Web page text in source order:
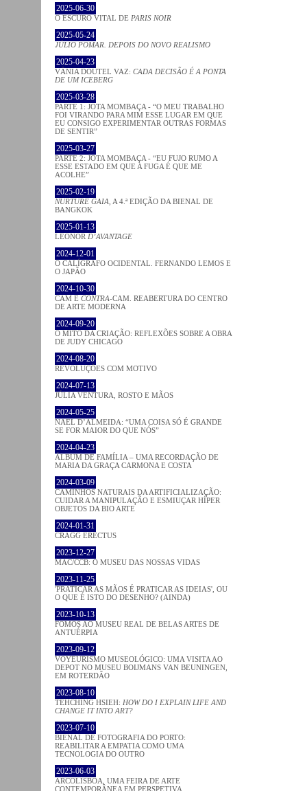
2025-06-30
O ESCURO VITAL DE PARIS NOIR
2025-05-24
JÚLIO POMAR. DEPOIS DO NOVO REALISMO
2025-04-23
VÂNIA DOUTEL VAZ: CADA DECISÃO É A PONTA
DE UM ICEBERG
2025-03-28
PARTE 1: JOTA MOMBAÇA - “O MEU TRABALHO
FOI VIRANDO PARA MIM ESSE LUGAR EM QUE
EU CONSIGO EXPERIMENTAR OUTRAS FORMAS
DE SENTIR”
2025-03-27
PARTE 2: JOTA MOMBAÇA - “EU FUJO RUMO A
ESSE ESTADO EM QUE A FUGA É QUE ME
ACOLHE”
2025-02-19
NURTURE GAIA , A 4.ª EDIÇÃO DA BIENAL DE
BANGKOK
2025-01-13
LEONOR D’AVANTAGE
2024-12-01
O CALÍGRAFO OCIDENTAL. FERNANDO LEMOS E
O JAPÃO
2024-10-30
CAM E CONTRA-CAM. REABERTURA DO CENTRO
DE ARTE MODERNA
2024-09-20
O MITO DA CRIAÇÃO: REFLEXÕES SOBRE A OBRA
DE JUDY CHICAGO
2024-08-20
REVOLUÇÕES COM MOTIVO
2024-07-13
JÚLIA VENTURA, ROSTO E MÃOS
2024-05-25
NAEL D’ALMEIDA: “UMA COISA SÓ É GRANDE
SE FOR MAIOR DO QUE NÓS”
2024-04-23
ÁLBUM DE FAMÍLIA – UMA RECORDAÇÃO DE
MARIA DA GRAÇA CARMONA E COSTA
2024-03-09
CAMINHOS NATURAIS DA ARTIFICIALIZAÇÃO:
CUIDAR A MANIPULAÇÃO E ESMIUÇAR HÍPER
OBJETOS DA BIO ARTE
2024-01-31
CRAGG ERECTUS
2023-12-27
MAC/CCB: O MUSEU DAS NOSSAS VIDAS
2023-11-25
'PRATICAR AS MÃOS É PRATICAR AS IDEIAS', OU
O QUE É ISTO DO DESENHO? (AINDA)
2023-10-13
FOMOS AO MUSEU REAL DE BELAS ARTES DE
ANTUÉRPIA
2023-09-12
VOYEURISMO MUSEOLÓGICO: UMA VISITA AO
DEPOT NO MUSEU BOIJMANS VAN BEUNINGEN,
EM ROTERDÃO
2023-08-10
TEHCHING HSIEH: HOW DO I EXPLAIN LIFE AND
CHANGE IT INTO ART?
2023-07-10
BIENAL DE FOTOGRAFIA DO PORTO:
REABILITAR A EMPATIA COMO UMA
TECNOLOGIA DO OUTRO
2023-06-03
ARCOLISBOA, UMA FEIRA DE ARTE
CONTEMPORÂNEA EM PERSPETIVA